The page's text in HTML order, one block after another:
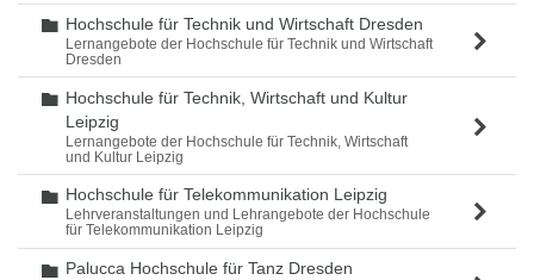
Ordner
Hochschule für Technik und Wirtschaft Dresden
Lernangebote der Hochschule für Technik und Wirtschaft
Dresden
Ordner
Hochschule für Technik, Wirtschaft und Kultur
Leipzig
Lernangebote der Hochschule für Technik, Wirtschaft
und Kultur Leipzig
Ordner
Hochschule für Telekommunikation Leipzig
Lehrveranstaltungen und Lehrangebote der Hochschule
für Telekommunikation Leipzig
Ordner
Palucca Hochschule für Tanz Dresden